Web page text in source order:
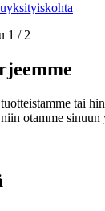
yksityiskohta
1 / 2
tai
otamme